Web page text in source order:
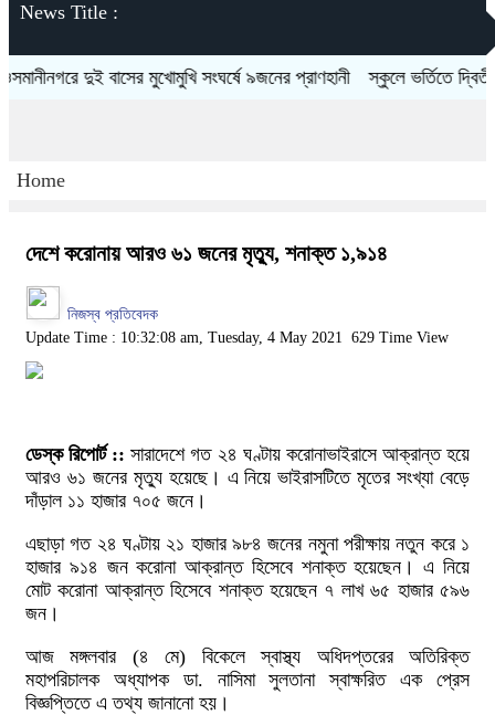
News Title :
দুই বাসের মুখোমুখি সংঘর্ষে ৯জনের প্রাণহানী স্কুলে ভর্তিতে দ্বিতীয়-
Home
দেশে করোনায় আরও ৬১ জনের মৃত্যু, শনাক্ত ১,৯১৪
নিজস্ব প্রতিবেদক
Update Time : 10:32:08 am, Tuesday, 4 May 2021 629 Time View
ডেস্ক রিপোর্ট :: সারাদেশে গত ২৪ ঘণ্টায় করোনাভাইরাসে আক্রান্ত হয়ে
আরও ৬১ জনের মৃত্যু হয়েছে। এ নিয়ে ভাইরাসটিতে মৃতের সংখ্যা বেড়ে
দাঁড়াল ১১ হাজার ৭০৫ জনে।
এছাড়া গত ২৪ ঘণ্টায় ২১ হাজার ৯৮৪ জনের নমুনা পরীক্ষায় নতুন করে ১
হাজার ৯১৪ জন করোনা আক্রান্ত হিসেবে শনাক্ত হয়েছেন। এ নিয়ে
মোট করোনা আক্রান্ত হিসেবে শনাক্ত হয়েছেন ৭ লাখ ৬৫ হাজার ৫৯৬
জন।
আজ মঙ্গলবার (৪ মে) বিকেলে স্বাস্থ্য অধিদপ্তরের অতিরিক্ত
মহাপরিচালক অধ্যাপক ডা. নাসিমা সুলতানা স্বাক্ষরিত এক প্রেস
বিজ্ঞপ্তিতে এ তথ্য জানানো হয়।